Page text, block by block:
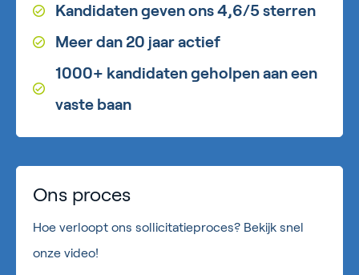
Kandidaten geven ons 4,6/5 sterren
Meer dan 20 jaar actief
1000+ kandidaten geholpen aan een
vaste baan
Ons proces
Hoe verloopt ons sollicitatieproces? Bekijk snel
onze video!